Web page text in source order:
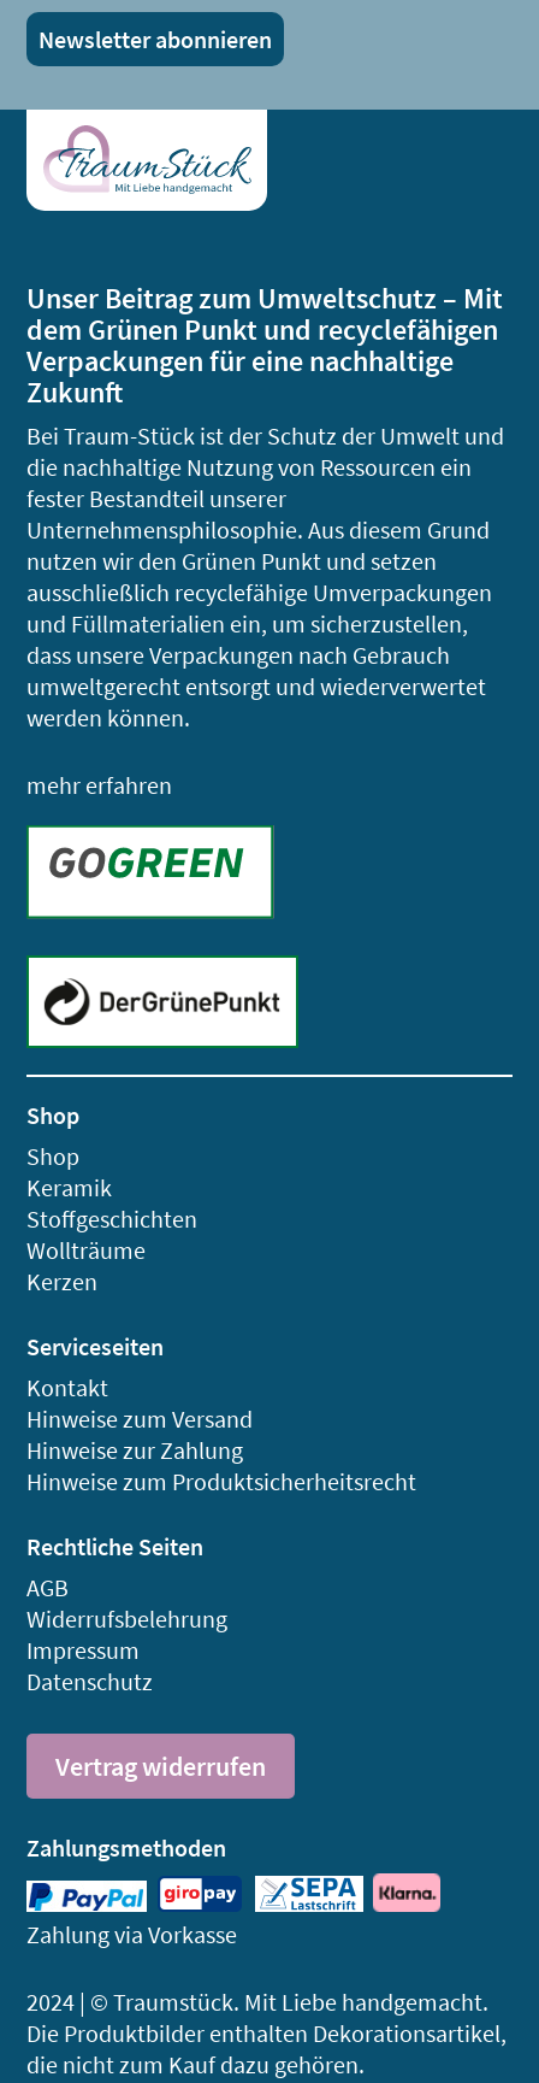
Unser Beitrag zum Umweltschutz – Mit
dem Grünen Punkt und recyclefähigen
Verpackungen für eine nachhaltige
Zukunft
Bei Traum-Stück ist der Schutz der Umwelt und
die nachhaltige Nutzung von Ressourcen ein
fester Bestandteil unserer
Unternehmensphilosophie. Aus diesem Grund
nutzen wir den Grünen Punkt und setzen
ausschließlich recyclefähige Umverpackungen
und Füllmaterialien ein, um sicherzustellen,
dass unsere Verpackungen nach Gebrauch
umweltgerecht entsorgt und wiederverwertet
werden können.
mehr erfahren
Shop
Shop
Keramik
Stoffgeschichten
Wollträume
Kerzen
Serviceseiten
Kontakt
Hinweise zum Versand
Hinweise zur Zahlung
Hinweise zum Produktsicherheitsrecht
Rechtliche Seiten
AGB
Widerrufsbelehrung
Impressum
Datenschutz
Vertrag widerrufen
Zahlungsmethoden
Zahlung via Vorkasse
2024 | © Traumstück. Mit Liebe handgemacht.
Die Produktbilder enthalten Dekorations­artikel,
die nicht zum Kauf dazu gehören.